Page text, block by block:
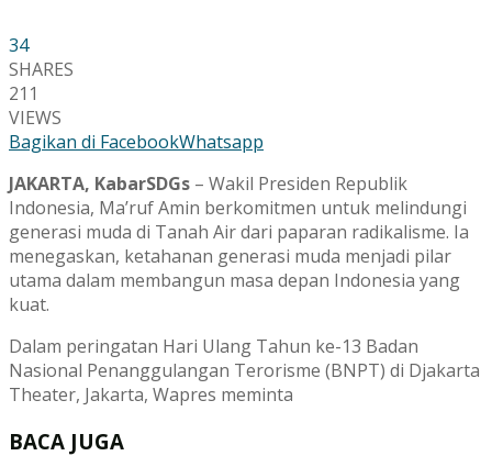
34
SHARES
211
VIEWS
Bagikan di FacebookWhatsapp
JAKARTA, KabarSDGs – Wakil Presiden Republik
Indonesia, Ma’ruf Amin berkomitmen untuk melindungi
generasi muda di Tanah Air dari paparan radikalisme. Ia
menegaskan, ketahanan generasi muda menjadi pilar
utama dalam membangun masa depan Indonesia yang
kuat.
Dalam peringatan Hari Ulang Tahun ke-13 Badan
Nasional Penanggulangan Terorisme (BNPT) di Djakarta
Theater, Jakarta, Wapres meminta
BACA JUGA